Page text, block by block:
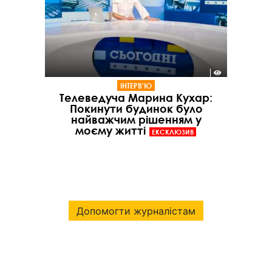
ІНТЕРВ'Ю
Телеведуча Марина Кухар:
Покинути будинок було
найважчим рішенням у
моєму житті
ЕКСКЛЮЗИВ
Допомогти журналістам